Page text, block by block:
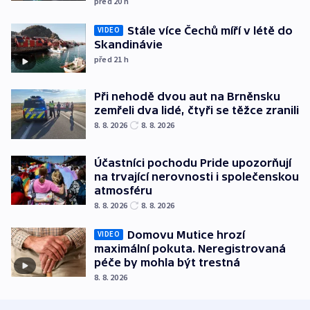
VIDEO
Stále více Čechů míří v létě do
Skandinávie
před 21 h
Při nehodě dvou aut na Brněnsku
zemřeli dva lidé, čtyři se těžce zranili
8. 8. 2026 8. 8. 2026
Účastníci pochodu Pride upozorňují
na trvající nerovnosti i společenskou
atmosféru
8. 8. 2026 8. 8. 2026
VIDEO
Domovu Mutice hrozí
maximální pokuta. Neregistrovaná
péče by mohla být trestná
8. 8. 2026